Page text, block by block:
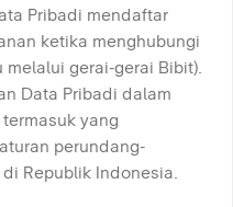
Pribadi mendaftar
ketika menghubungi
gerai-gerai Bibit).
Data Pribadi dalam
yang
perundang-
Republik Indonesia.